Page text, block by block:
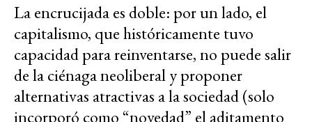
La encrucijada es doble: por un lado, el
capitalismo, que históricamente tuvo
capacidad para reinventarse, no puede salir
de la ciénaga neoliberal y proponer
alternativas atractivas a la sociedad (solo
incorporó como “novedad” el aditamento